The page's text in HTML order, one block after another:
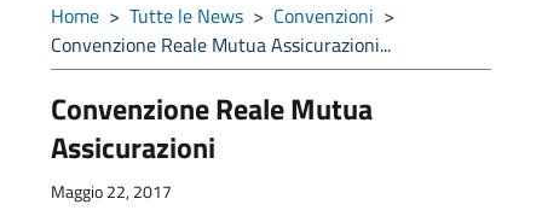
Home > Tutte le News > Convenzioni >
Convenzione Reale Mutua Assicurazioni...
Convenzione Reale Mutua
Assicurazioni
Maggio 22, 2017